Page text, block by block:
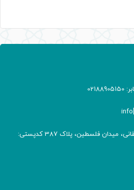
آدرس: پسـتی تهران، خیابان طالقانی، میدان فلسطین، پلاک 387 کدپستی: